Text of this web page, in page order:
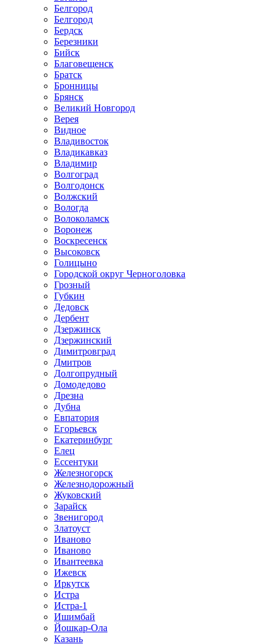
Белгород
Белгород
Бердск
Березники
Бийск
Благовещенск
Братск
Бронницы
Брянск
Великий Новгород
Верея
Видное
Владивосток
Владикавказ
Владимир
Волгоград
Волгодонск
Волжский
Вологда
Волоколамск
Воронеж
Воскресенск
Высоковск
Голицыно
Городской округ Черноголовка
Грозный
Губкин
Дедовск
Дербент
Дзержинск
Дзержинский
Димитровград
Дмитров
Долгопрудный
Домодедово
Дрезна
Дубна
Евпатория
Егорьевск
Екатеринбург
Елец
Ессентуки
Железногорск
Железнодорожный
Жуковский
Зарайск
Звенигород
Златоуст
Иваново
Иваново
Ивантеевка
Ижевск
Иркутск
Истра
Истра-1
Ишимбай
Йошкар-Ола
Казань